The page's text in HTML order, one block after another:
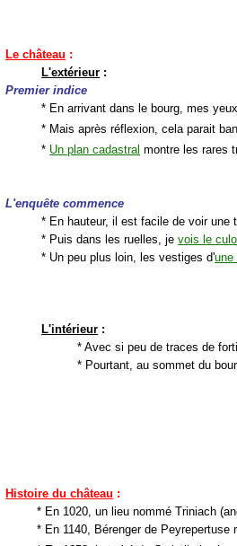
Le château :
L'extérieur :
Premier indice
* En arrivant dans le bourg, mes
* Mais après réflexion, cela parait
* Un plan cadastral montre les rares
L'enquête commence
* En hauteur, il est facile de voir une
* Puis dans les ruelles, jevois le
* Un peu plus loin, les vestiges d'une
L'intérieur :
* Avec si peu de traces de
* Pourtant, au sommet du
Histoire du château :
* En 1020, un lieu nommé Triniach
* En 1140, Bérenger de Peyrepertuse